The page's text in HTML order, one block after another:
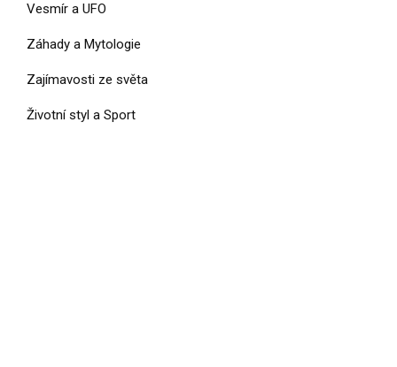
Vesmír a UFO
Záhady a Mytologie
Zajímavosti ze světa
Životní styl a Sport